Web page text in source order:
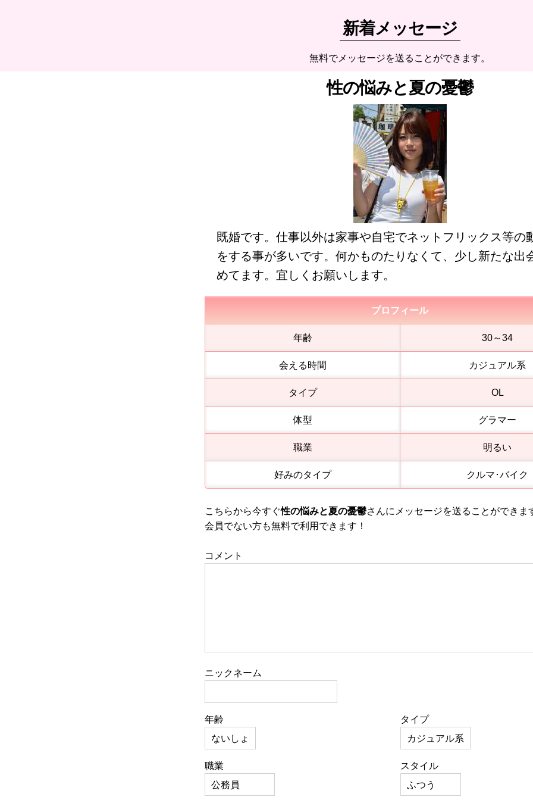
新着メッセージ
無料でメッセージを送ることができます。
性の悩みと夏の憂鬱
既婚です。仕事以外は家事や自宅でネットフリックス等の
をする事が多いです。何かものたりなくて、少し新たな出
めてます。宜しくお願いします。
プロフィール
年齢 30～34
会える時間 カジュアル系
タイプ OL
体型 グラマー
職業 明るい
好みのタイプ クルマ･バイク
こちらから今すぐ性の悩みと夏の憂鬱さんにメッセージを送ることができま
会員でない方も無料で利用できます！
コメント
ニックネーム
年齢 タイプ
職業 スタイル